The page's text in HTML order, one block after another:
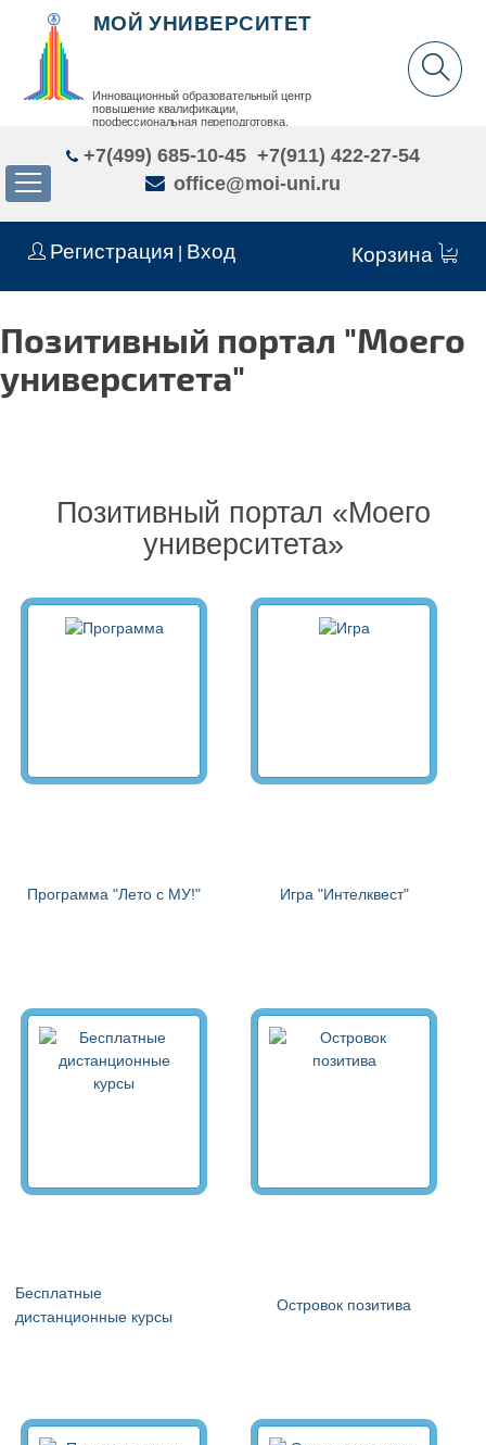
Регистрация Вход Корзина
МОЙ УНИВЕРСИТЕТ
Инновационный образовательный центр
повышение квалификации,
профессиональная переподготовка,
+7(499) 685-10-45 +7(911) 422-27-54
office@moi-uni.ru
Позитивный портал "Моего
университета"
Позитивный портал «Моего
университета»
Программа "Лето с МУ!" Игра "Интелквест"
Бесплатные
дистанционные курсы
Островок позитива